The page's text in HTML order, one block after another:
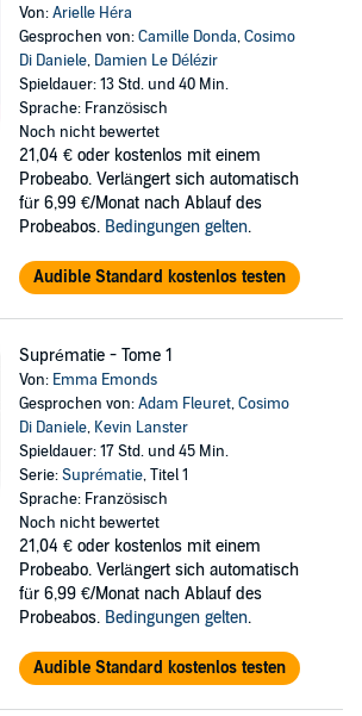
Von:Arielle Héra
Gesprochen von:Camille Donda,Cosimo
Di Daniele, Damien Le Délézir
Spieldauer: 13 Std. und 40 Min.
Sprache: Französisch
Noch nicht bewertet
21,04 € oder kostenlos mit einem
Probeabo. Verlängert sich automatisch
für 6,99 €/Monat nach Ablauf des
Probeabos. Bedingungen gelten.
Audible Standard kostenlos testen
Suprématie - Tome 1
Von: Emma Emonds
Gesprochen von:Adam Fleuret,Cosimo
Di Daniele, Kevin Lanster
Spieldauer: 17 Std. und 45 Min.
Serie:Suprématie, Titel 1
Sprache: Französisch
Noch nicht bewertet
21,04 € oder kostenlos mit einem
Probeabo. Verlängert sich automatisch
für 6,99 €/Monat nach Ablauf des
Probeabos. Bedingungen gelten.
Audible Standard kostenlos testen